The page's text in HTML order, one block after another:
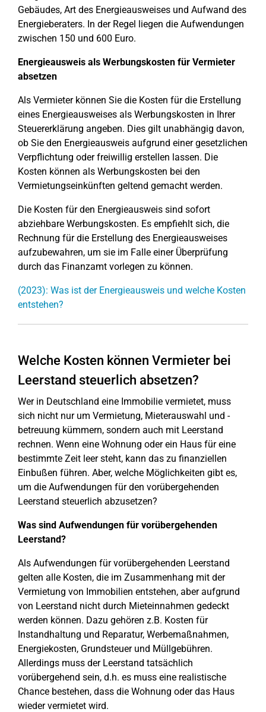
Gebäudes, Art des Energieausweises und Aufwand des
Energieberaters. In der Regel liegen die Aufwendungen
zwischen 150 und 600 Euro.
Energieausweis als Werbungskosten für Vermieter
absetzen
Als Vermieter können Sie die Kosten für die Erstellung
eines Energieausweises als Werbungskosten in Ihrer
Steuererklärung angeben. Dies gilt unabhängig davon,
ob Sie den Energieausweis aufgrund einer gesetzlichen
Verpflichtung oder freiwillig erstellen lassen. Die
Kosten können als Werbungskosten bei den
Vermietungseinkünften geltend gemacht werden.
Die Kosten für den Energieausweis sind sofort
abziehbare Werbungskosten. Es empfiehlt sich, die
Rechnung für die Erstellung des Energieausweises
aufzubewahren, um sie im Falle einer Überprüfung
durch das Finanzamt vorlegen zu können.
(2023): Was ist der Energieausweis und welche Kosten
entstehen?
Welche Kosten können Vermieter bei
Leerstand steuerlich absetzen?
Wer in Deutschland eine Immobilie vermietet, muss
sich nicht nur um Vermietung, Mieterauswahl und -
betreuung kümmern, sondern auch mit Leerstand
rechnen. Wenn eine Wohnung oder ein Haus für eine
bestimmte Zeit leer steht, kann das zu finanziellen
Einbußen führen. Aber, welche Möglichkeiten gibt es,
um die Aufwendungen für den vorübergehenden
Leerstand steuerlich abzusetzen?
Was sind Aufwendungen für vorübergehenden
Leerstand?
Als Aufwendungen für vorübergehenden Leerstand
gelten alle Kosten, die im Zusammenhang mit der
Vermietung von Immobilien entstehen, aber aufgrund
von Leerstand nicht durch Mieteinnahmen gedeckt
werden können. Dazu gehören z.B. Kosten für
Instandhaltung und Reparatur, Werbemaßnahmen,
Energiekosten, Grundsteuer und Müllgebühren.
Allerdings muss der Leerstand tatsächlich
vorübergehend sein, d.h. es muss eine realistische
Chance bestehen, dass die Wohnung oder das Haus
wieder vermietet wird.